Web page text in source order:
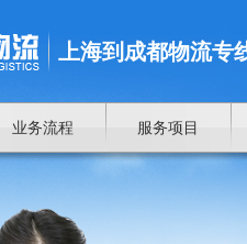
上海到成都物流专
业务流程 服务项目